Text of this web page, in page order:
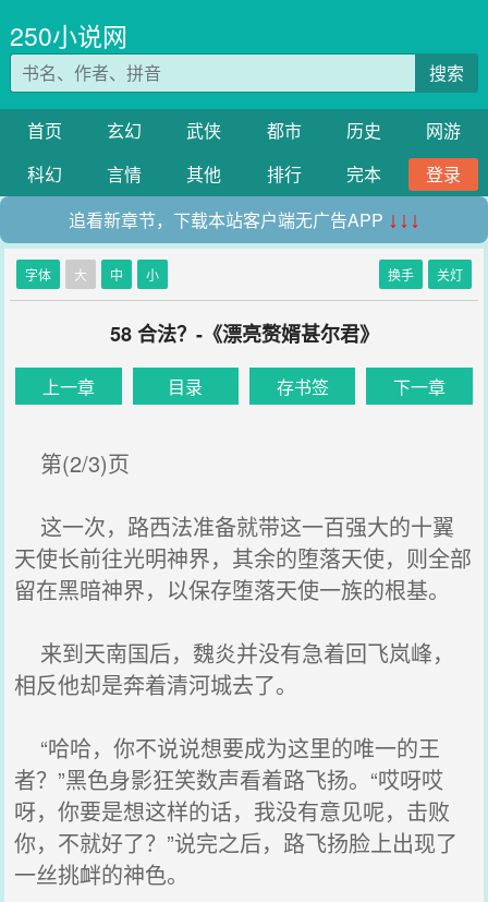
250小说网
搜索
首页 玄幻 武侠 都市 历史
网游
科幻
言情 其他 排行 完本
登录
追看新章节，下载本站客户端无广告APP ↓↓↓
字体 大 中 小 换手 关灯
58 合法？-《漂亮赘婿甚尔君》
上一章 目录 存书签 下一章
第(2/3)页
这一次，路西法准备就带这一百强大的十翼
天使长前往光明神界，其余的堕落天使，则全部
留在黑暗神界，以保存堕落天使一族的根基。
来到天南国后，魏炎并没有急着回飞岚峰，
相反他却是奔着清河城去了。
“哈哈，你不说说想要成为这里的唯一的王
者？”黑色身影狂笑数声看着路飞扬。“哎呀哎
呀，你要是想这样的话，我没有意见呢，击败
你，不就好了？”说完之后，路飞扬脸上出现了
一丝挑衅的神色。